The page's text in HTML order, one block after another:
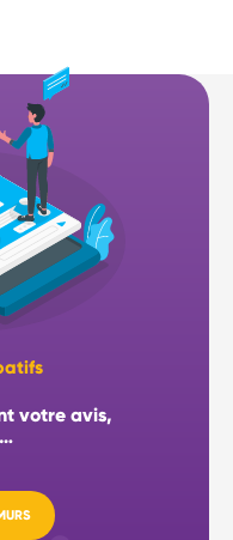
votre avis,